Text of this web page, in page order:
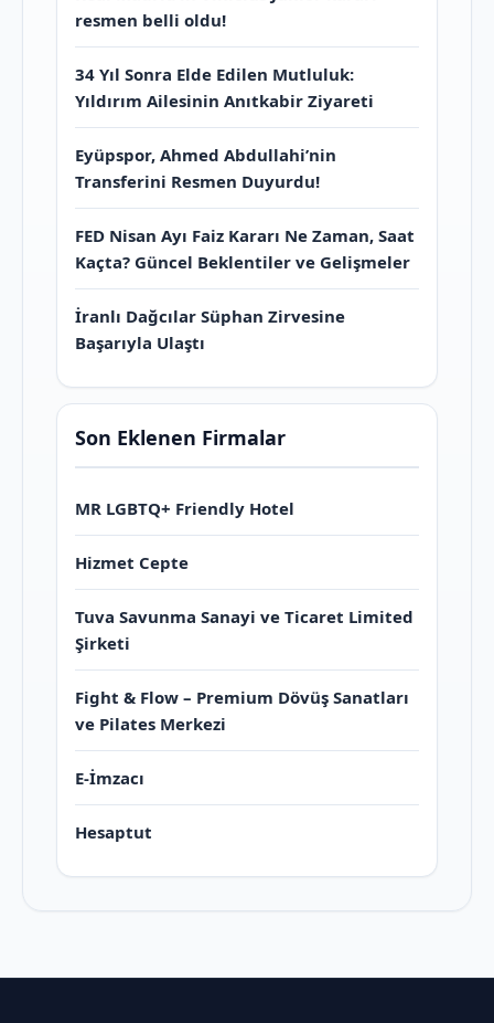
resmen belli oldu!
34 Yıl Sonra Elde Edilen Mutluluk:
Yıldırım Ailesinin Anıtkabir Ziyareti
Eyüpspor, Ahmed Abdullahi’nin
Transferini Resmen Duyurdu!
FED Nisan Ayı Faiz Kararı Ne Zaman, Saat
Kaçta? Güncel Beklentiler ve Gelişmeler
İranlı Dağcılar Süphan Zirvesine
Başarıyla Ulaştı
Son Eklenen Firmalar
MR LGBTQ+ Friendly Hotel
Hizmet Cepte
Tuva Savunma Sanayi ve Ticaret Limited
Şirketi
Fight & Flow – Premium Dövüş Sanatları
ve Pilates Merkezi
E-İmzacı
Hesaptut